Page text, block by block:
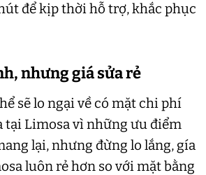
để kịp thời hỗ trợ, khắc phục
nhưng giá sửa rẻ
sẽ lo ngại về có mặt chi phí
tại Limosa vì những ưu điểm
lại, nhưng đừng lo lắng, gía
luôn rẻ hơn so với mặt bằng